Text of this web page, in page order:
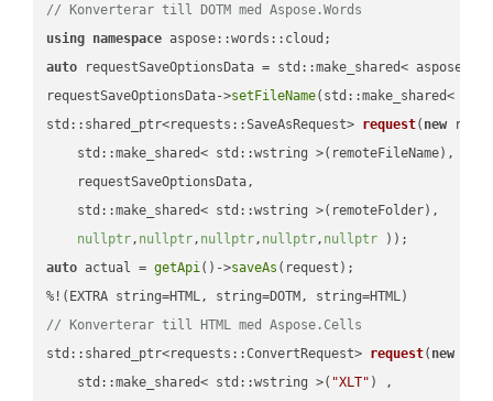
// Konverterar till DOTM med Aspose.Words
using namespace
auto requestSaveOptionsData = std::make_shared<
requestSaveOptionsData->setFileName(std::make_shared<
std::shared_ptr<requests::SaveAsRequest> request( new
    std::make_shared< std::wstring >(remoteFileName),
    requestSaveOptionsData,
    std::make_shared< std::wstring >(remoteFolder),
nullptr, nullptr, nullptr, nullptr, nullptr ))
auto actual = getApi()->saveAs (request);
// Konverterar till HTML med Aspose.Cells
std::shared_ptr<requests::ConvertRequest> request( new
    std::make_shared< std::wstring >(
"XLT" ) ,